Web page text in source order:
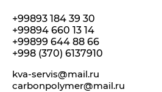
+99893 184 39 30
+99894 660 13 14
+99899 644 88 66
+998 (370) 6137910
kva-servis@mail.ru
carbonpolymer@mail.ru